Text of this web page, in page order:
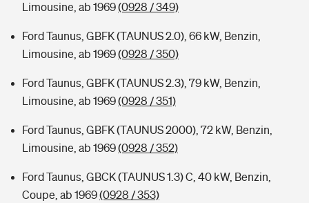
Limousine, ab 1969(0928 / 349)
Ford Taunus, GBFK (TAUNUS 2.0), 66 kW, Benzin,
Limousine, ab 1969(0928 / 350)
Ford Taunus, GBFK (TAUNUS 2.3), 79 kW, Benzin,
Limousine, ab 1969(0928 / 351)
Ford Taunus, GBFK (TAUNUS 2000), 72 kW, Benzin,
Limousine, ab 1969(0928 / 352)
Ford Taunus, GBCK (TAUNUS 1.3) C, 40 kW, Benzin,
Coupe, ab 1969(0928 / 353)